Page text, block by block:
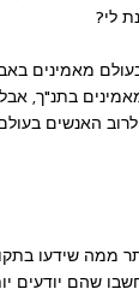
לי?
מאמינים
בתנ"ך, אבל
האנשים
ממה שידעו
שהם יודעים